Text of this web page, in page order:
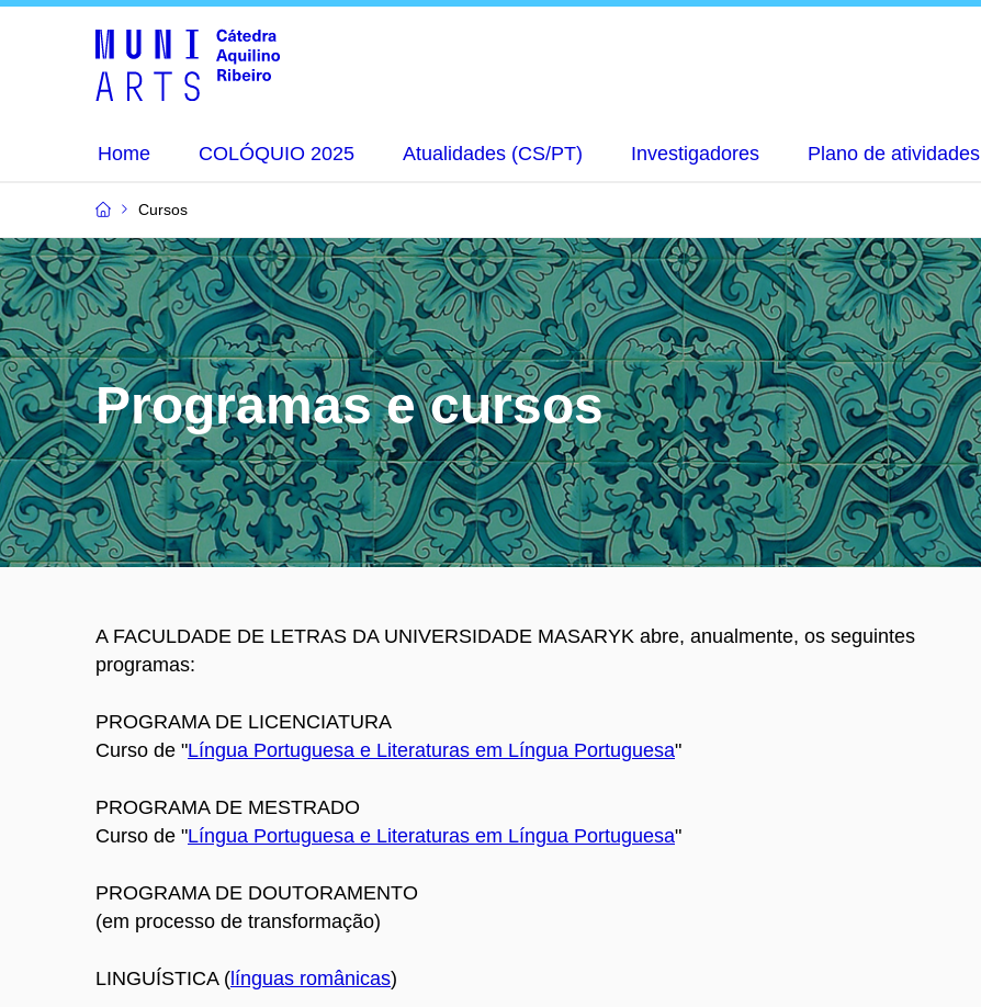
Home COLÓQUIO 2025 Atualidades (CS/PT) Investigadores Plano de atividades
Cursos
Programas e cursos
A FACULDADE DE LETRAS DA UNIVERSIDADE MASARYK abre, anualmente, os seguintes
programas:
PROGRAMA DE LICENCIATURA
Curso de "Língua Portuguesa e Literaturas em Língua Portuguesa"
PROGRAMA DE MESTRADO
Curso de "Língua Portuguesa e Literaturas em Língua Portuguesa"
PROGRAMA DE DOUTORAMENTO
(em processo de transformação)
LINGUÍSTICA ( línguas românicas)